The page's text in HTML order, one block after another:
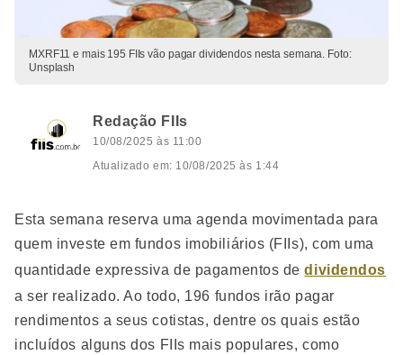
MXRF11 e mais 195 FIIs vão pagar dividendos nesta semana. Foto:
Unsplash
Redação FIIs
10/08/2025 às 11:00
Atualizado em: 10/08/2025 às 1:44
Esta semana reserva uma agenda movimentada para
quem investe em fundos imobiliários (FIIs), com uma
quantidade expressiva de pagamentos dedividendos
a ser realizado. Ao todo, 196 fundos irão pagar
rendimentos a seus cotistas, dentre os quais estão
incluídos alguns dos FIIs mais populares, como